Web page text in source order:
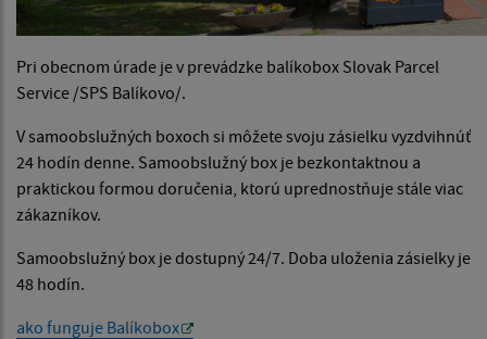
Pri obecnom úrade je v prevádzke balíkobox Slovak Parcel
Service /SPS Balíkovo/.
V samoobslužných boxoch si môžete svoju zásielku vyzdvihnúť
24 hodín denne. Samoobslužný box je bezkontaktnou a
praktickou formou doručenia, ktorú uprednostňuje stále viac
zákazníkov.
Samoobslužný box je dostupný 24/7. Doba uloženia zásielky je
48 hodín.
ako funguje Balíkobox